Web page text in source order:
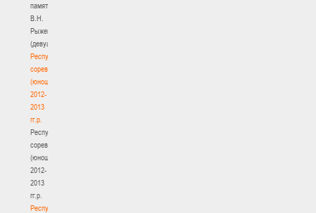
памяти
В.Н.
Рыженкова
(девушки)
Республиканские
соревнования
(юноши)
2012-
2013
гг.р.
Республиканские
соревнования
(юноши)
2012-
2013
гг.р.
Республиканские